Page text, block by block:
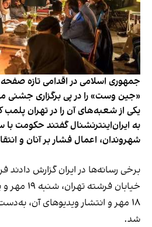
جمهوری اسلامی در اقدامی تازه
«جین وست» را در پی برگزاری جشنی
یکی از شعبه‌های آن را در تهران پلمب
به ایران‌اینترنشنال گفتند حکومت
شهروندان، اعمال فشار بر آنان و
برخی رسانه‌ها در ایران گزارش
خیابان
۱۸ مهر و انتشار ویدیوهای آن،
شد.